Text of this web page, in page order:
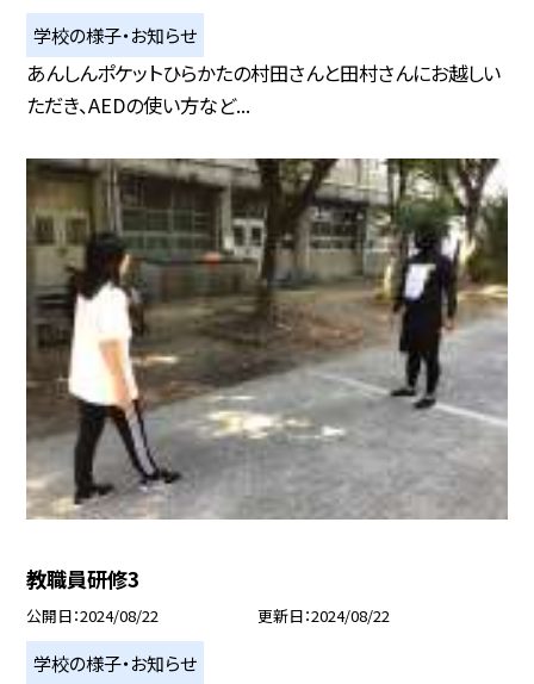
学校の様子・お知らせ
あんしんポケットひらかたの村田さんと田村さんにお越しい
ただき、AEDの使い方など...
教職員研修3
公開日 2024/08/22 更新日 2024/08/22
学校の様子・お知らせ